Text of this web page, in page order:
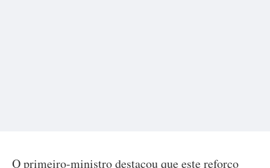
O primeiro-ministro destacou que este reforço